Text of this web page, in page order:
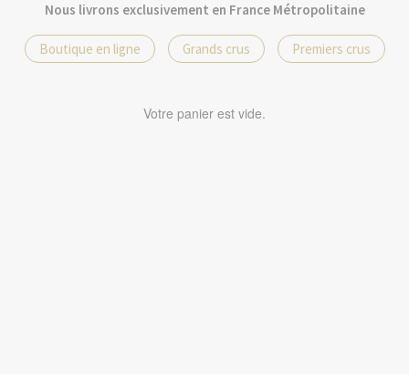
Nous livrons exclusivement en France Métropolitaine
Boutique en ligne Grands crus Premiers crus
Votre panier est vide.